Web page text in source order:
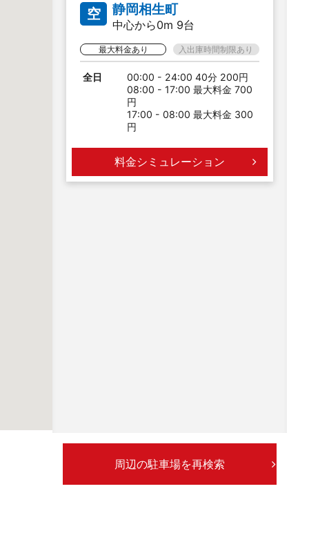
空 静岡相生町
中心から0m 9台
最大料金あり 入出庫時間制限あり
全日
00:00 - 24:00 40分 200円
08:00 - 17:00 最大料金 700
円
17:00 - 08:00 最大料金 300
円
料金シミュレーション
周辺の駐車場を再検索